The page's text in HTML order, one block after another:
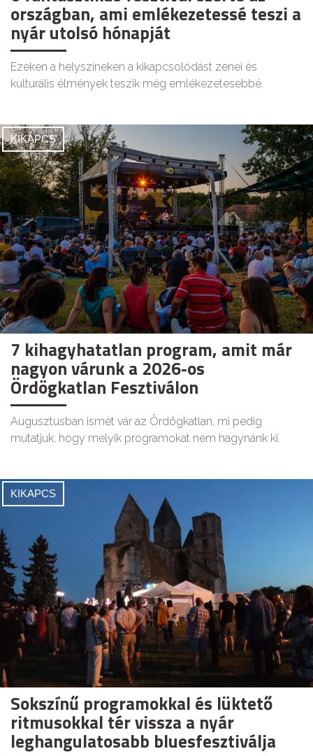
országban, ami emlékezetessé teszi a
nyár utolsó hónapját
Ezeken a helyszíneken a kikapcsolódást zenei és
kulturális élmények teszik még emlékezetesebbé.
KIKAPCS
7 kihagyhatatlan program, amit már
nagyon várunk a 2026-os
Ördögkatlan Fesztiválon
Augusztusban ismét vár az Ördögkatlan, mi pedig
mutatjuk, hogy melyik programokat nem hagynánk ki.
KIKAPCS
Sokszínű programokkal és lüktető
ritmusokkal tér vissza a nyár
leghangulatosabb bluesfesztiválja